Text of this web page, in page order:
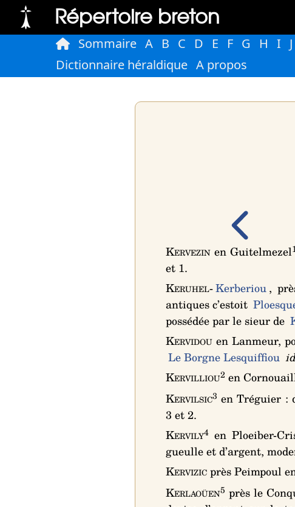
Répertoire breton
Sommaire A B C D E F G H I J
Dictionnaire héraldique A propos
Kervezin en Guitelmezel
et 1.
Keruhel-Kerberiou,
antiques c’estoit
possédée par le sieur de
Kervidou en Lanmeur,
Le Borgne Lesquiffiou
Kervilliou2 en
Kervilsic3 en Tréguier :
3 et 2.
Kervily4 en Ploeiber-
gueulle et d’argent,
Kervizicprès Peimpoul
Kerlaoüen5 près le